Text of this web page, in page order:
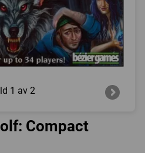
1 av 2
Compact